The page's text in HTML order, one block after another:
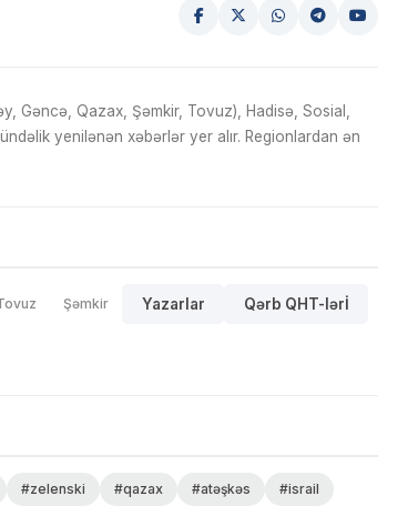
Gəncə, Qazax, Şəmkir, Tovuz), Hadisə, Sosial,
yenilənən xəbərlər yer alır. Regionlardan ən
Şəmkir Yazarlar Qərb QHT-lərİ
#zelenski #qazax #atəşkəs
#israil